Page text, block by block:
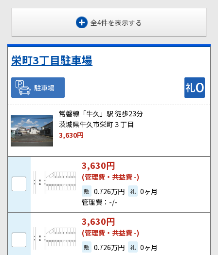
全4件を表示する
栄町3丁目駐車場
駐車場
常磐線「牛久」駅 徒歩23分
茨城県牛久市栄町３丁目
3,630円
3,630円
(管理費・共益費 -)
敷 0.726万円 礼 0ヶ月
管理費：-/-
3,630円
(管理費・共益費 -)
敷 0.726万円 礼 0ヶ月